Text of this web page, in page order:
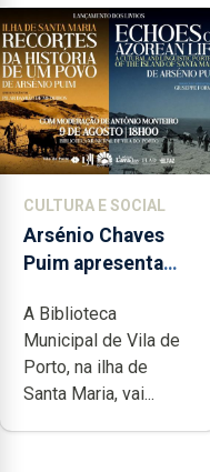
CULTURA E SOCIAL
Arsénio Chaves
Puim apresenta
Biblioteca de Vila
do Porto
A Biblioteca
Municipal de Vila de
Porto, na ilha de
Santa Maria, vai...